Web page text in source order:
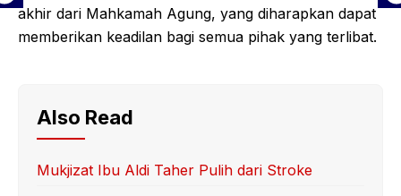
akhir dari Mahkamah Agung, yang diharapkan dapat
memberikan keadilan bagi semua pihak yang terlibat.
Also Read
Mukjizat Ibu Aldi Taher Pulih dari Stroke